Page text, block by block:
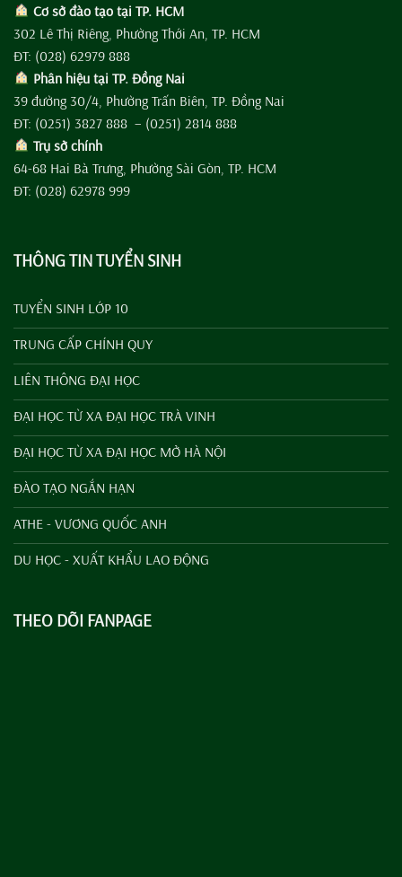
Cơ sở đào tạo tại TP. HCM
302 Lê Thị Riêng, Phường Thới An, TP. HCM
ĐT: (028) 62979 888
Phân hiệu tại TP. Đồng Nai
39 đường 30/4, Phường Trấn Biên, TP. Đồng Nai
ĐT: (0251) 3827 888 – (0251) 2814 888
Trụ sở chính
64-68 Hai Bà Trưng, Phường Sài Gòn, TP. HCM
ĐT: (028) 62978 999
THÔNG TIN TUYỂN SINH
TUYỂN SINH LỚP 10
TRUNG CẤP CHÍNH QUY
LIÊN THÔNG ĐẠI HỌC
ĐẠI HỌC TỪ XA ĐẠI HỌC TRÀ VINH
ĐẠI HỌC TỪ XA ĐẠI HỌC MỞ HÀ NỘI
ĐÀO TẠO NGẮN HẠN
ATHE - VƯƠNG QUỐC ANH
DU HỌC - XUẤT KHẨU LAO ĐỘNG
THEO DÕI FANPAGE